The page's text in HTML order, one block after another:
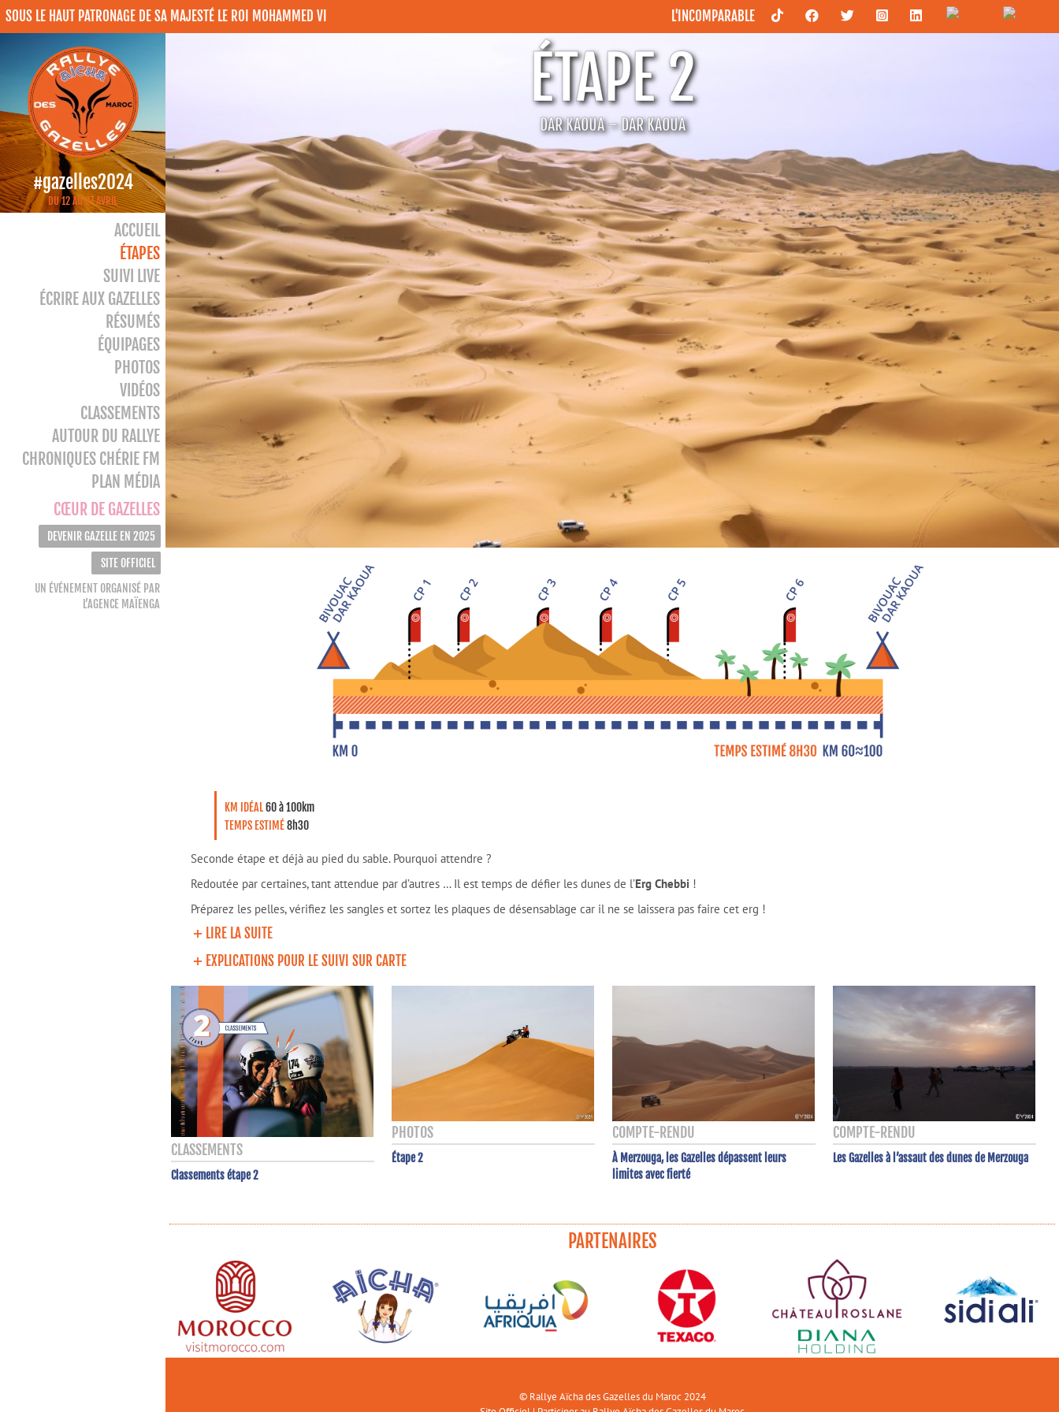
L'INCOMPARABLE
SOUS LE HAUT PATRONAGE DE SA MAJESTÉ LE ROI MOHAMMED VI
#gazelles2024
DU 12 AU 27 AVRIL
ACCUEIL
ÉTAPES
SUIVI LIVE
ÉCRIRE AUX GAZELLES
RÉSUMÉS
ÉQUIPAGES
PHOTOS
VIDÉOS
CLASSEMENTS
AUTOUR DU RALLYE
CHRONIQUES CHÉRIE FM
PLAN MÉDIA
CŒUR DE GAZELLES
DEVENIR GAZELLE EN 2025
SITE OFFICIEL
UN ÉVÉNEMENT ORGANISÉ PAR
L’AGENCE MAÏENGA
ÉTAPE 2
DAR KAOUA – DAR KAOUA
KM IDÉAL60 à 100km
TEMPS ESTIMÉ8h30
Seconde étape et déjà au pied du sable. Pourquoi attendre ?
Redoutée par certaines, tant attendue par d’autres … Il est temps de défier les dunes de l’Erg Chebbi !
Préparez les pelles, vérifiez les sangles et sortez les plaques de désensablage car il ne se laissera pas faire cet erg !
LIRE LA SUITE
EXPLICATIONS POUR LE SUIVI SUR CARTE
CLASSEMENTS
Classements étape 2
PHOTOS
Étape 2
COMPTE-RENDU
À Merzouga, les Gazelles dépassent leurs
limites avec fierté
COMPTE-RENDU
Les Gazelles à l’assaut des dunes de Merzouga
PARTENAIRES
© Rallye Aïcha des Gazelles du Maroc 2024